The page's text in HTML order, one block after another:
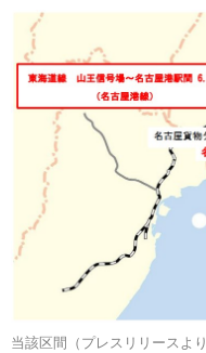
当該区間（プレスリリースより